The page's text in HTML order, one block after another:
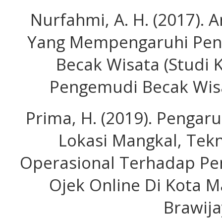
Nurfahmi, A. H. (2017).
Yang Mempengaruhi
Becak Wisata (Studi
Pengemudi Becak
Prima, H. (2019).
Lokasi Mangkal,
Operasional Terhadap
Ojek Online Di Kota